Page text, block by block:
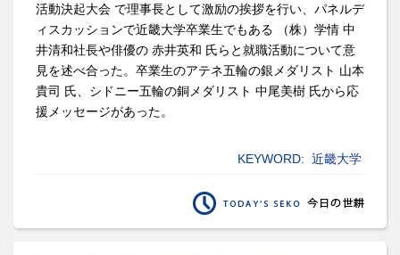
活動決起大会 で理事長として激励の挨拶を行い、パネルデ
ィスカッションで近畿大学卒業生でもある （株）学情 中
井清和社長や俳優の 赤井英和 氏らと就職活動について意
見を述べ合った。卒業生のアテネ五輪の銀メダリスト 山本
貴司 氏、シドニー五輪の銅メダリスト 中尾美樹 氏から応
援メッセージがあった。
KEYWORD: 近畿大学